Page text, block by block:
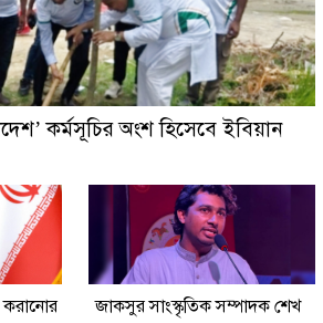
কর্মসূচির অংশ হিসেবে ইবিয়ান
করানোর
জাকসুর সাংস্কৃতিক সম্পাদক শেখ